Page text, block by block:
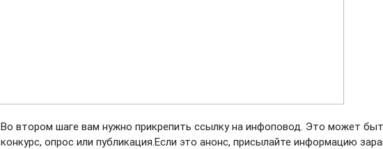
Во втором шаге вам нужно прикрепить ссылку на инфоповод. Это может
конкурс, опрос или публикация.Если это анонс, присылайте информацию